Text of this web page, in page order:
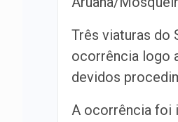
Três viaturas do
ocorrência logo
devidos
A ocorrência foi